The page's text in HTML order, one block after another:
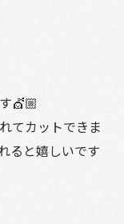
💇🏼
てカットできま
ると嬉しいです